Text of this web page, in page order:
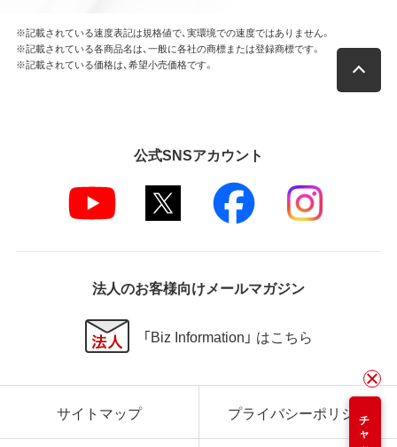
※記載されている速度表記は規格値で、実環境での速度ではありません。
※記載されている各商品名は、一般に各社の商標または登録商標です。
※記載されている価格は、希望小売価格です。
公式SNSアカウント
法人のお客様向けメールマガジン
「Biz Information」 はこちら
サイトマップ プライバシーポリシー